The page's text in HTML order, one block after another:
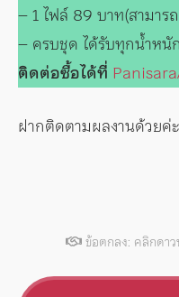
– 1 ไฟล์ 89 บาท(สามาร
– ครบชุด ได้รับทุกน้ำหนั
ติดต่อซื้อได้ที่
ฝากติดตามผลงานด้วย
ข้อตกลง: คลิกดา